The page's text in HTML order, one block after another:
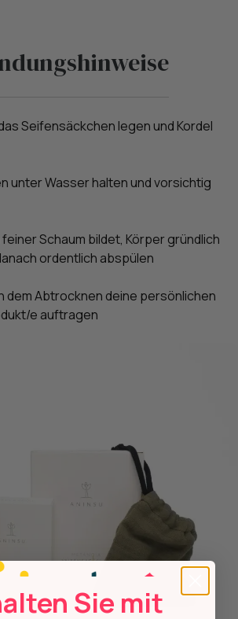
Seifensäckchen legen und Kordel
unter Wasser halten und vorsichtig
Schaum bildet, Körper gründlich
ordentlich abspülen
dem Abtrocknen deine persönlichen
e auftragen
Sie mit